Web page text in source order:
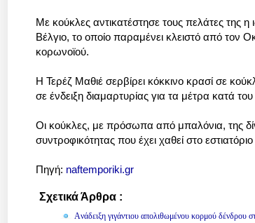
Με κούκλες αντικατέστησε τους πελάτες της η
Βέλγιο, το οποίο παραμένει κλειστό από τον
κορωνοϊού.
Η Τερέζ Μαθιέ σερβίρει κόκκινο κρασί σε
σε ένδειξη διαμαρτυρίας για τα μέτρα κατά
Οι κούκλες, με πρόσωπα από μπαλόνια, της
συντροφικότητας που έχει χαθεί στο
Πηγή: naftemporiki.gr
Σχετικά Άρθρα :
Aνάδειξη γιγάντιου απολιθωμένου κορμού δένδρου